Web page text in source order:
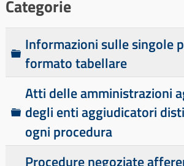
l
l
a
Categorie
C
a
t
e
Informazioni sulle singole
formato tabellare
C
a
r
Atti delle amministrazioni
degli enti aggiudicatori
ogni procedura
Procedure negoziate